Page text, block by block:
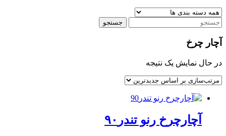
جستجو
آچار چرخ
در حال نمایش یک نتیجه
آچارچرخ رنو تندر۹۰